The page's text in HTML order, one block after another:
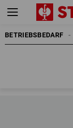
BETRIEBSBEDARF
REINIGUNG